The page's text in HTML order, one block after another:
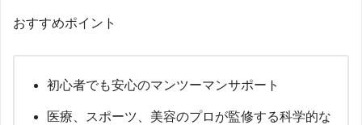
おすすめポイント
初心者でも安心のマンツーマンサポート
医療、スポーツ、美容のプロが監修する科学的な